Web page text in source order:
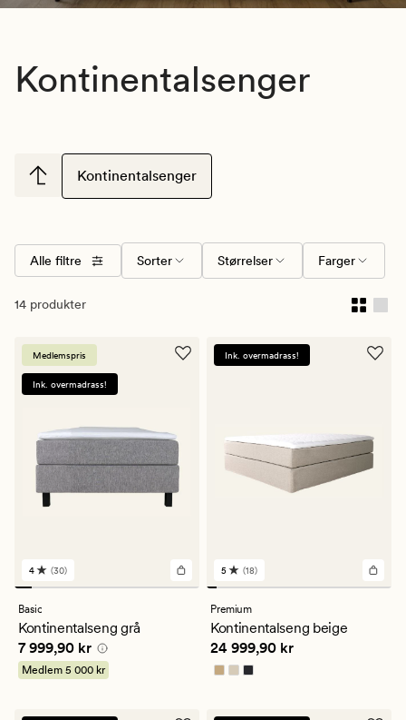
Kontinentalsenger
Kontinentalsenger
Alle filtre Sorter Størrelser Farger
14 produkter
Medlemspris
Ink. overmadrass!
30
anmeldelser
med
gjennomsnittlig
vurdering
på
4
4 (30)
Basic
Kontinentalseng grå
Pris 7 999,90 kr
7 999,90 kr
Medlem 5 000 kr
Ink. overmadrass!
18
anmeldelser
med
gjennomsnittlig
vurdering
på
5
5 (18)
Premium
Kontinentalseng beige
Pris 24 999,90 kr
24 999,90 kr